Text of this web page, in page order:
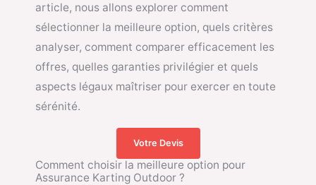
article, nous allons explorer comment
sélectionner la meilleure option, quels critères
analyser, comment comparer efficacement les
offres, quelles garanties privilégier et quels
aspects légaux maîtriser pour exercer en toute
sérénité.
Votre Devis
Comment choisir la meilleure option pour
Assurance Karting Outdoor ?